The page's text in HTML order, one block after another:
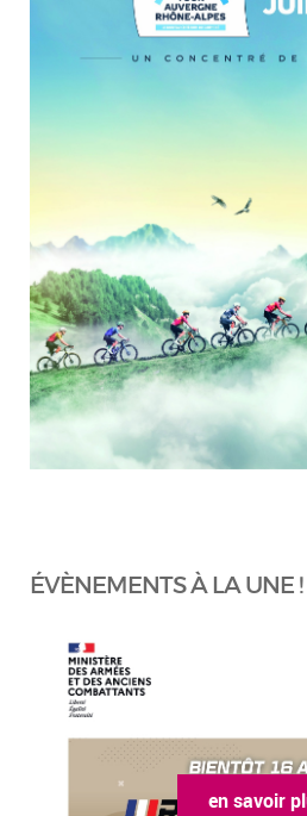
ÉVÈNEMENTS À LA UNE !
en savoir